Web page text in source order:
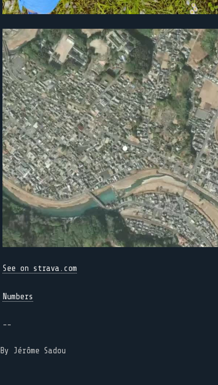
See on strava.com
Numbers
--
By Jérôme Sadou